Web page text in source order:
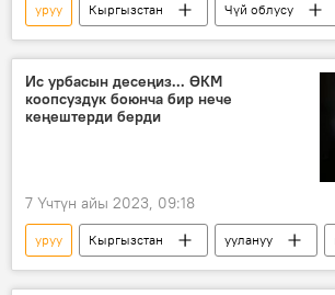
уруу Кыргызстан
Чүй облусу
Новопавловка
таксист
кол
бычак
Ис урбасын десеңиз... ӨКМ
коопсуздук боюнча бир нече
кеңештерди берди
7 Үчтүн айы 2023, 09:18
уруу Кыргызстан уулануу
меш
жоготуу
алгачкы жардам